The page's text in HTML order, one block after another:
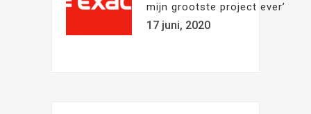
mijn grootste project ever’
17 juni, 2020